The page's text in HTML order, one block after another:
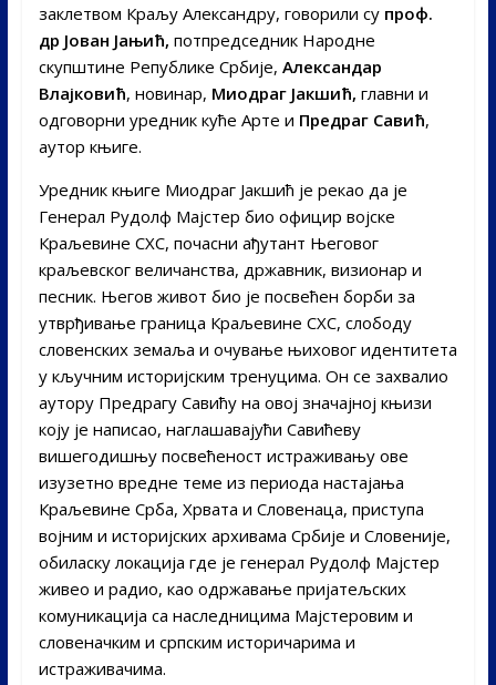
заклетвом Краљу Александру, говорили су проф.
др Јован Јањић, потпредседник Народне
скупштине Републике Србије, Александар
Влајковић, новинар, Миодраг Јакшић, главни и
одговорни уредник куће Арте и Предраг Савић,
аутор књиге.
Уредник књиге Миодраг Јакшић је рекао да је
Генерал Рудолф Мајстер био официр војске
Краљевине СХС, почасни ађутант Његовог
краљевског величанства, државник, визионар и
песник. Његов живот био је посвећен борби за
утврђивање граница Краљевине СХС, слободу
словенских земаља и очување њиховог идентитета
у кључним историјским тренуцима. Он се захвалио
аутору Предрагу Савићу на овој значајној књизи
коју је написао, наглашавајући Савићеву
вишегодишњу посвећеност истраживању ове
изузетно вредне теме из периода настајања
Краљевине Срба, Хрвата и Словенаца, приступа
војним и историјских архивама Србије и Словеније,
обиласку локација где је генерал Рудолф Мајстер
живео и радио, као одржавање пријатељских
комуникација са наследницима Мајстеровим и
словеначким и српским историчарима и
истраживачима.